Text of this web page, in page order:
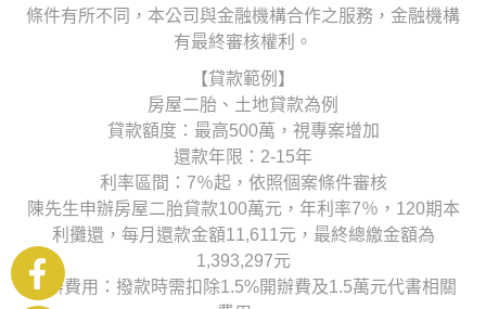
條件有所不同，本公司與金融機構合作之服務，金融機構
有最終審核權利。
【貸款範例】
房屋二胎、土地貸款為例
貸款額度：最高500萬，視專案增加
還款年限：2-15年
利率區間：7％起，依照個案條件審核
陳先生申辦房屋二胎貸款100萬元，年利率7％，120期本
利攤還，每月還款金額11,611元，最終總繳金額為
1,393,297元
申辦費用：撥款時需扣除1.5%開辦費及1.5萬元代書相關